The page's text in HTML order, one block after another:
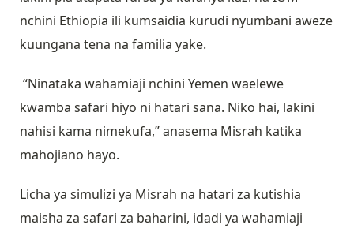
nchini Ethiopia ili kumsaidia kurudi nyumbani aweze
kuungana tena na familia yake.
“Ninataka wahamiaji nchini Yemen waelewe
kwamba safari hiyo ni hatari sana. Niko hai, lakini
nahisi kama nimekufa,” anasema Misrah katika
mahojiano hayo.
Licha ya simulizi ya Misrah na hatari za kutishia
maisha za safari za baharini, idadi ya wahamiaji